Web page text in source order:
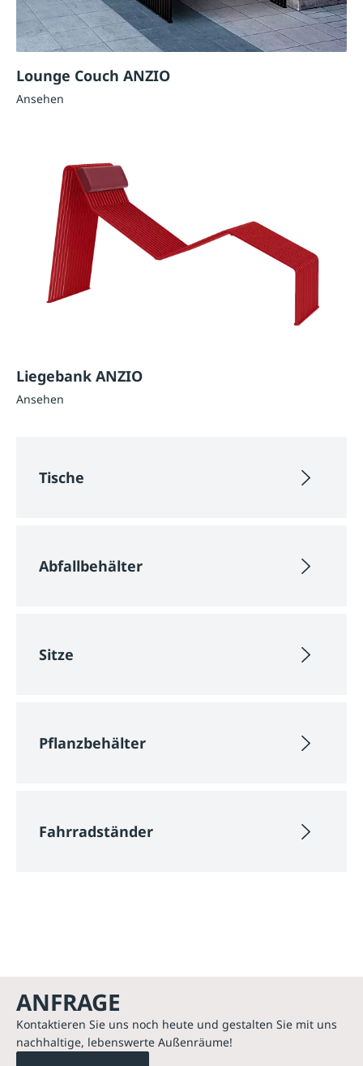
Lounge Couch ANZIO
Ansehen
Liegebank ANZIO
Ansehen
Tische
Abfallbehälter
Sitze
Pflanzbehälter
Fahrradständer
ANFRAGE
Kontaktieren Sie uns noch heute und gestalten Sie mit uns
nachhaltige, lebenswerte Außenräume!